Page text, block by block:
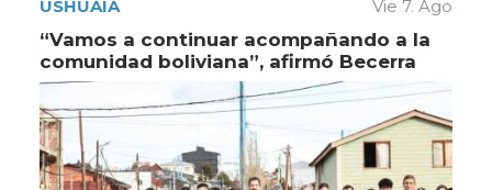
USHUAIA Vie 7. Ago
“Vamos a continuar acompañando a la
comunidad boliviana”, afirmó Becerra